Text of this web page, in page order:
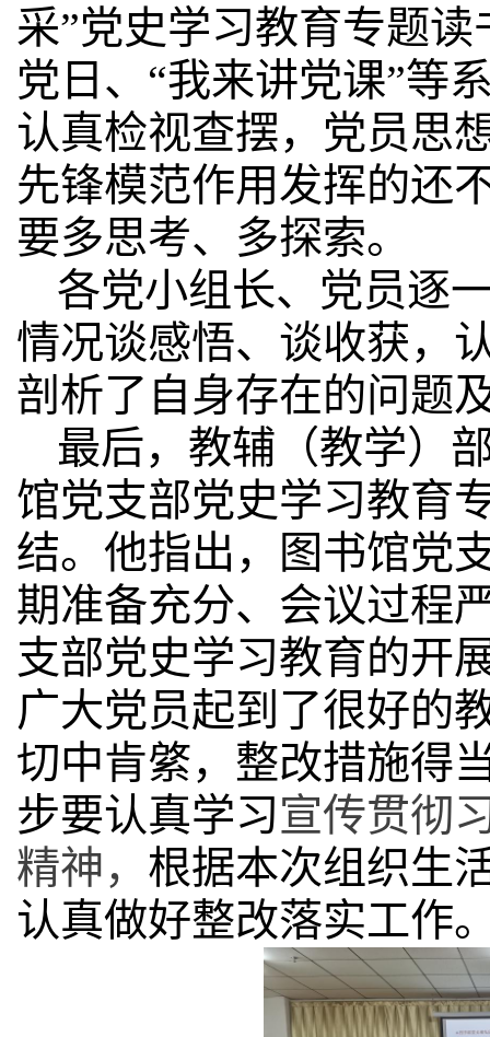
采”党史学习教育专题
党日、“我来讲党课”等
认真检视查摆，党员思
先锋模范作用发挥的还
要多思考、多探索。
各党小组长、党员逐
情况谈感悟、谈收获，
剖析了自身存在的问题
最后，教辅（教学）
馆党支部党史学习教育
结。他指出，图书馆党
期准备充分、会议过程
支部党史学习教育的开
广大党员起到了很好的
切中肯綮，整改措施得
步要认真学习宣传贯彻
精神， 根据本次组织生
认真做好整改落实工作